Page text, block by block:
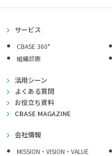
サービス
CBASE 360°
組織診断
活用シーン
よくある質問
お役立ち資料
CBASE MAGAZINE
会社情報
MISSION・VISION・VALUE